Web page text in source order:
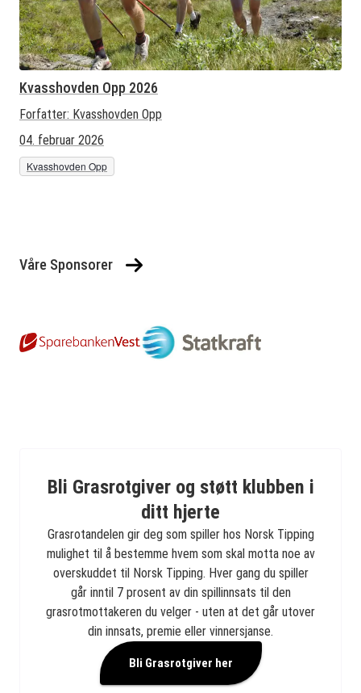
Kvasshovden Opp 2026
Forfatter: Kvasshovden Opp
04. februar 2026
Kvasshovden Opp
Våre Sponsorer
Bli Grasrotgiver og støtt klubben i
ditt hjerte
Grasrotandelen gir deg som spiller hos Norsk Tipping
mulighet til å bestemme hvem som skal motta noe av
overskuddet til Norsk Tipping. Hver gang du spiller
går inntil 7 prosent av din spillinnsats til den
grasrotmottakeren du velger - uten at det går utover
din innsats, premie eller vinnersjanse.
Bli Grasrotgiver her